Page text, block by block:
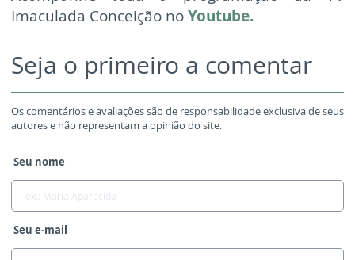
Imaculada Conceição noYoutube.
Seja o primeiro a comentar
Os comentários e avaliações são de responsabilidade exclusiva de seus
autores e não representam a opinião do site.
Seu nome
Seu e-mail